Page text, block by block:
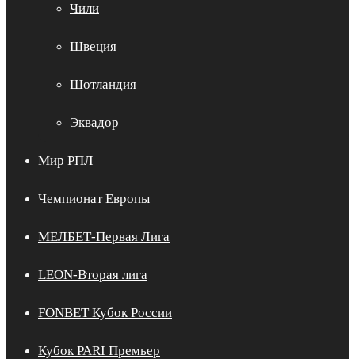
Чили
Швеция
Шотландия
Эквадор
Мир РПЛ
Чемпионат Европы
МЕЛБЕТ-Первая Лига
LEON-Вторая лига
FONBET Кубок России
Кубок PARI Премьер